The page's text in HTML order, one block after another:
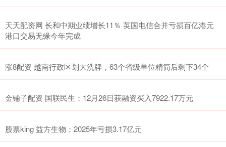
天天配资网 长和中期业绩增长11％ 英国电信合并亏损百亿港元
港口交易无缘今年完成
涨8配资 越南行政区划大洗牌，63个省级单位精简后剩下34个
金铺子配资 国联民生：12月26日获融资买入7922.17万元
股票king 益方生物：2025年亏损3.17亿元